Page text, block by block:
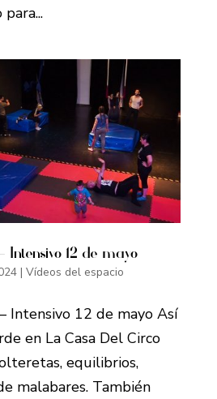
Intensivo 12 de mayo
| Vídeos del espacio
Intensivo 12 de mayo Así
en La Casa Del Circo
equilibrios,
malabares. También